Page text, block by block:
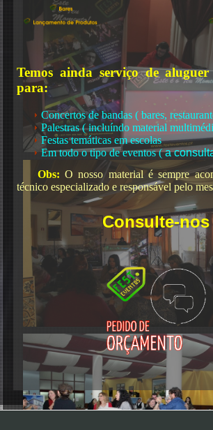
Karaoke
Temos ainda serviço de
para:
Concertos de bandas ( bares,
Palestras ( incluíndo material
Festas temáticas em escolas
Em todo o tipo de eventos (a
Obs: O nosso material é sempre
técnico especializado e responsável pelo
Consulte-nos